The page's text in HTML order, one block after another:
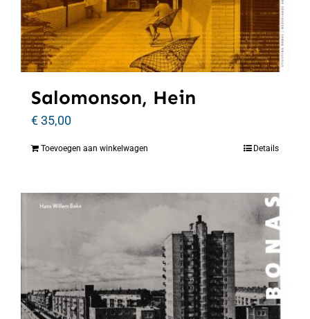
Salomonson, Hein
€35,00
Toevoegen aan winkelwagen Details